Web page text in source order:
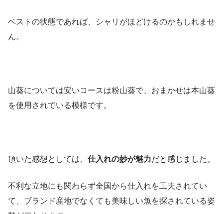
ベストの状態であれば、シャリがほどけるのかもしれませ
ん。
山葵については安いコースは粉山葵で、おまかせは本山葵
を使用されている模様です。
頂いた感想としては、 仕入れの妙が魅力だと感じました。
不利な立地にも関わらず全国から仕入れを工夫されてい
て、ブランド産地でなくても美味しい魚を探されている姿